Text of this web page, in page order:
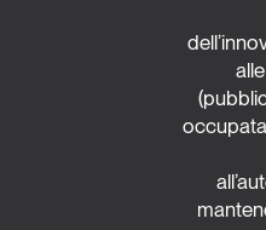
Innovazione
Logistica
Retail e